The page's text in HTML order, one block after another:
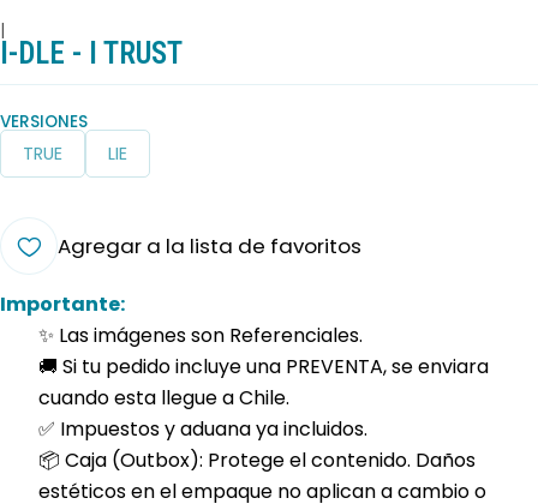
|
I-DLE - I TRUST
VERSIONES
TRUE LIE
Agregar a la lista de favoritos
Importante:
✨ Las imágenes son Referenciales.
🚚 Si tu pedido incluye una PREVENTA, se enviara
cuando esta llegue a Chile.
✅ Impuestos y aduana ya incluidos.
📦 Caja (Outbox): Protege el contenido. Daños
estéticos en el empaque no aplican a cambio o